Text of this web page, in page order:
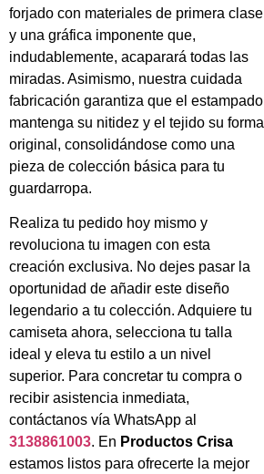
forjado con materiales de primera clase
y una gráfica imponente que,
indudablemente, acaparará todas las
miradas. Asimismo, nuestra cuidada
fabricación garantiza que el estampado
mantenga su nitidez y el tejido su forma
original, consolidándose como una
pieza de colección básica para tu
guardarropa.
Realiza tu pedido hoy mismo y
revoluciona tu imagen con esta
creación exclusiva. No dejes pasar la
oportunidad de añadir este diseño
legendario a tu colección. Adquiere tu
camiseta ahora, selecciona tu talla
ideal y eleva tu estilo a un nivel
superior. Para concretar tu compra o
recibir asistencia inmediata,
contáctanos vía WhatsApp al
3138861003. En Productos Crisa
estamos listos para ofrecerte la mejor